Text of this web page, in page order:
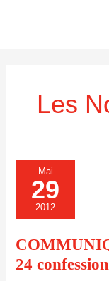
Les
Mai
29
2012
24
PRESSE:
MAINTENANT
24
CONFESSIONS
SONT